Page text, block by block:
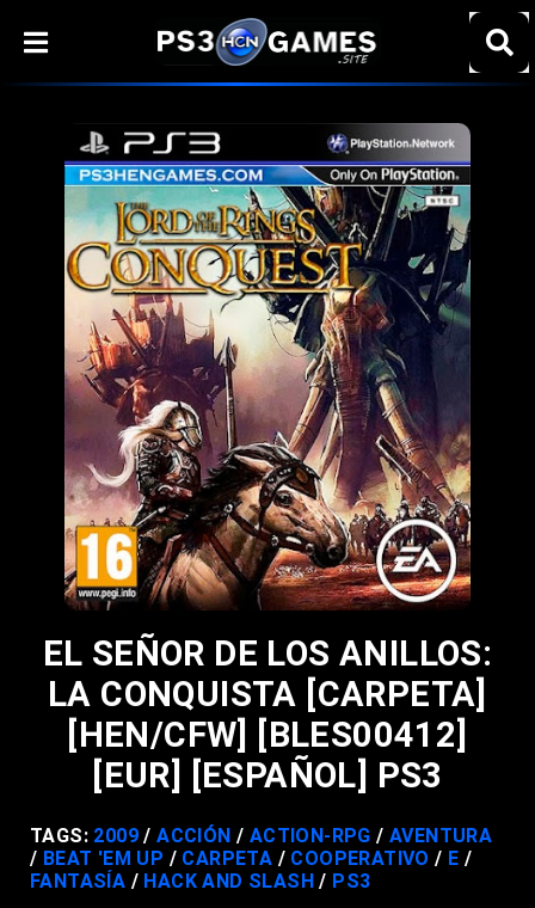
EL SEÑOR DE LOS ANILLOS:
LA CONQUISTA [CARPETA]
[HEN/CFW] [BLES00412]
[EUR] [ESPAÑOL] PS3
TAGS: 2009 ACCIÓN ACTION-RPG
AVENTURA
BEAT 'EM UP
CARPETA COOPERATIVO
E
FANTASÍA
HACK AND SLASH PS3